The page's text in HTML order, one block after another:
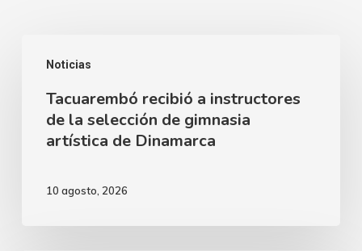
Noticias
recibió
instructores
selección
Tacuarembó recibió a instructores
de la selección de gimnasia
artística de Dinamarca
10 agosto, 2026